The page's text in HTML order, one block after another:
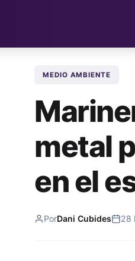
MEDIO AMBIENTE
metal
en el
PorDani Cubides 28